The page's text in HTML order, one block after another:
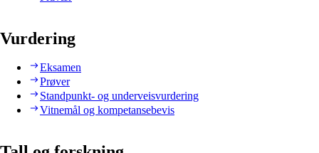
Vurdering
Eksamen
Prøver
Standpunkt- og underveisvurdering
Vitnemål og kompetansebevis